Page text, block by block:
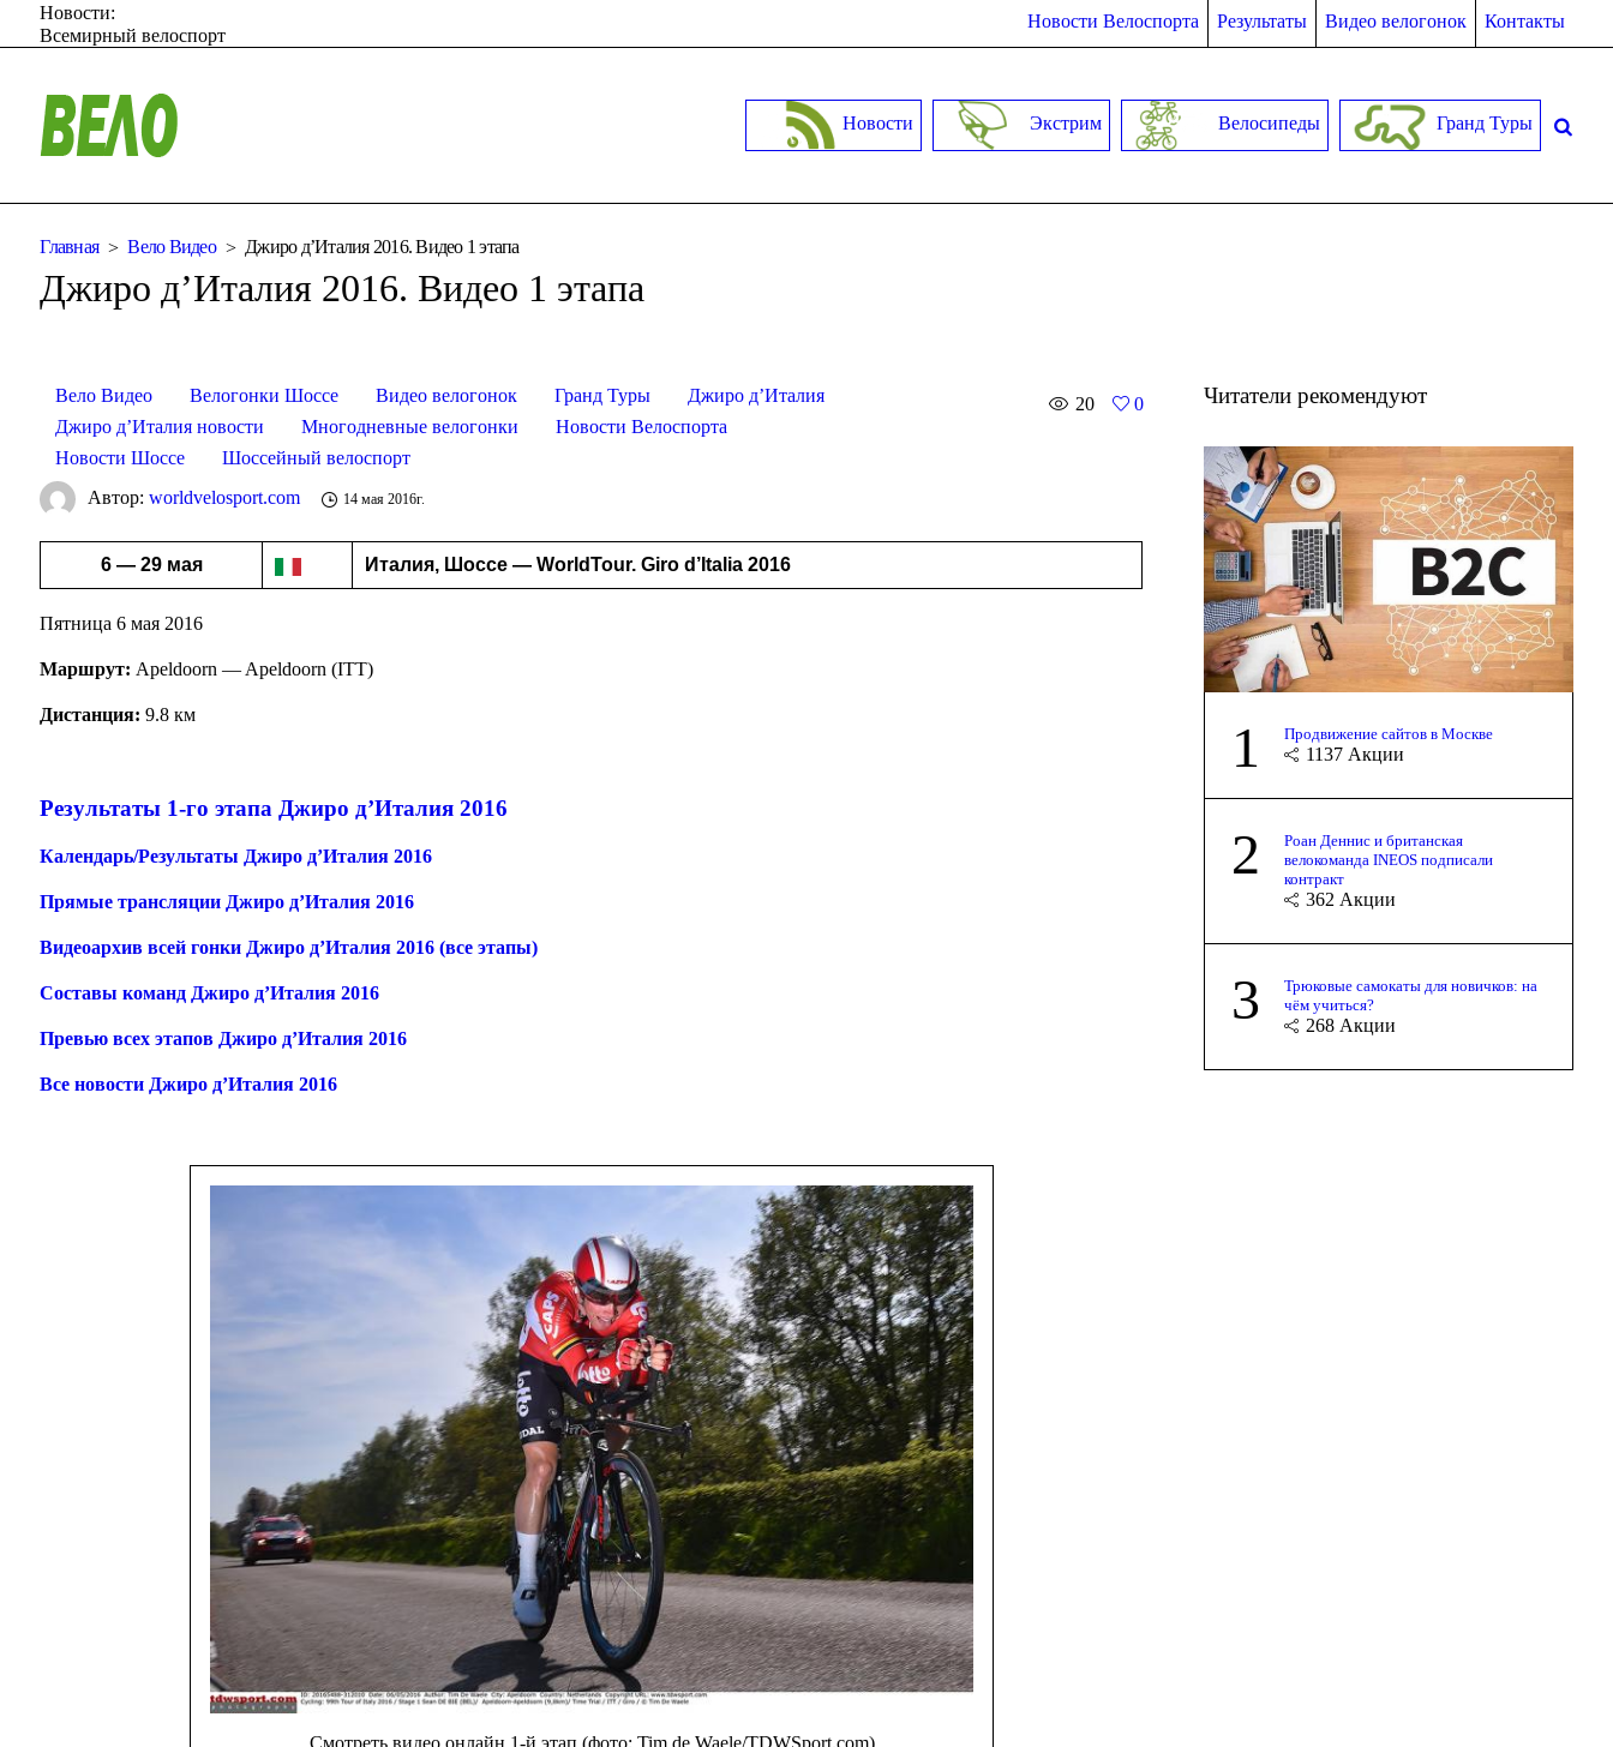
Новости Велоспорта Результаты Видео велогонок Контакты
Новости:
Всемирный велоспорт
Новости Экстрим Велосипеды Гранд Туры
Главная Вело Видео Джиро д’Италия 2016. Видео 1 этапа
Джиро д’Италия 2016. Видео 1 этапа
Вело Видео Велогонки Шоссе Видео велогонок Гранд Туры
Джиро д’Италия
Джиро д’Италия новости
Многодневные велогонки
Новости Велоспорта
Новости Шоссе
Шоссейный велоспорт
20 0
Автор:worldvelosport.com 14 мая 2016г.
6 — 29 мая Италия, Шоссе — WorldTour. Giro d’Italia 2016
Пятница 6 мая 2016
Маршрут: Apeldoorn — Apeldoorn (ITT)
Дистанция: 9.8 км
Результаты 1-го этапа Джиро д’Италия 2016
Календарь/Результаты Джиро д’Италия 2016
Прямые трансляции Джиро д’Италия 2016
Видеоархив всей гонки Джиро д’Италия 2016 (все этапы)
Составы команд Джиро д’Италия 2016
Превью всех этапов Джиро д’Италия 2016
Все новости Джиро д’Италия 2016
Читатели рекомендуют
1 Продвижение сайтов в Москве
1137 Акции
2
Роан Деннис и британская
велокоманда INEOS подписали
контракт
362 Акции
3
Трюковые самокаты для новичков: на
чём учиться?
268 Акции